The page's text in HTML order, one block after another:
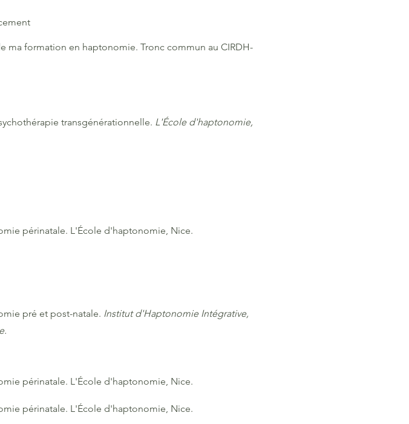
ma formation en haptonomie. Tronc commun au CIRDH-
transgénérationnelle. L'École d'haptonomie,
périnatale. L'École d'haptonomie, Nice.
pré et post-natale. Institut d'Haptonomie Intégrative,
périnatale. L'École d'haptonomie, Nice.
périnatale. L'École d'haptonomie, Nice.